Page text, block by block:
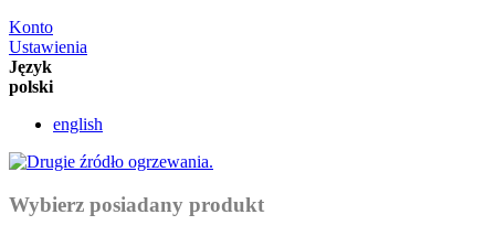
Konto
Ustawienia
Język
polski
english
Wybierz posiadany produkt